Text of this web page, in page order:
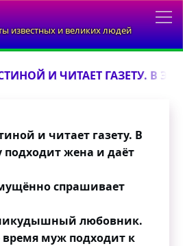
известных и великих людей
И ЧИТАЕТ ГАЗЕТУ. В
и читает газету. В
подходит жена и даёт
спрашивает
любовник.
время муж подходит к